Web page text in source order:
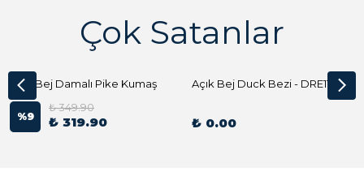
Çok Satanlar
Açık Bej Damalı Pike Kumaş
%9
₺ 349.90
₺ 319.90
Açık Bej Duck Bezi - DRE1144 Kumaş Peçete
₺ 0.00